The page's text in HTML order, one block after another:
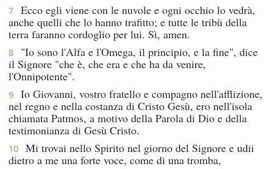
7
Ecco egli viene con le nuvole e ogni occhio lo vedrà,
anche quelli che lo hanno trafitto; e tutte le tribù della
terra faranno cordoglio per lui. Sì, amen.
8
"Io sono l'Alfa e l'Omega, il principio, e la fine", dice
il Signore "che è, che era e che ha da venire,
l'Onnipotente".
9
Io Giovanni, vostro fratello e compagno nell'afflizione,
nel regno e nella costanza di Cristo Gesù, ero nell'isola
chiamata Patmos, a motivo della Parola di Dio e della
testimonianza di Gesù Cristo.
10
Mi trovai nello Spirito nel giorno del Signore e udii
dietro a me una forte voce, come di una tromba,